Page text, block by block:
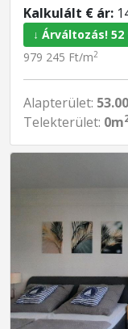
Kalkulált € ár:
↓ Árváltozás! 52
979 245 Ft/m2
Alapterület:
Telekterület: 0m